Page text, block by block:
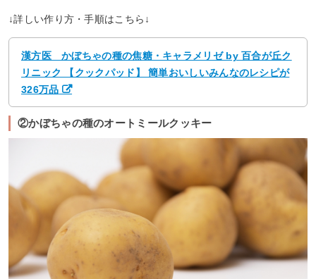
↓詳しい作り方・手順はこちら↓
漢方医 かぼちゃの種の焦糖・キャラメリゼ by 百合が丘ク
リニック 【クックパッド】 簡単おいしいみんなのレシピが
326万品
②かぼちゃの種のオートミールクッキー